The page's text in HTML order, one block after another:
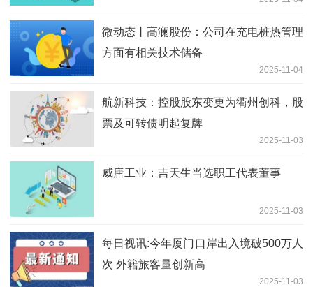
微动态丨高澜股份：公司在充电桩热管理
方面有相关技术储备
2025-11-04
航新科技：控股股东变更为衢州创科，股
票及可转债明起复牌
2025-11-03
威唐工业：吉天生当选职工代表董事
2025-11-03
每日视讯:今年厦门口岸出入境破500万人
次 外籍旅客量创新高
2025-11-03